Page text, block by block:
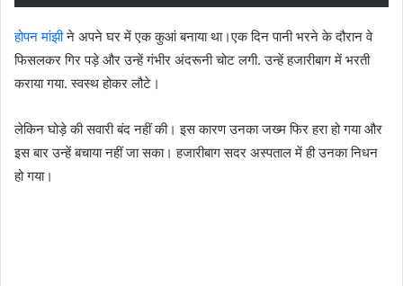
होपन मांझीने अपने घर में एक कुआं बनाया था।एक दिन पानी भरने के दौरान वे
फिसलकर गिर पड़े और उन्हें गंभीर अंदरूनी चोट लगी. उन्हें हजारीबाग में भरती
कराया गया. स्वस्थ होकर लौटे।
लेकिन घोड़े की सवारी बंद नहीं की। इस कारण उनका जख्म फिर हरा हो गया और
इस बार उन्हें बचाया नहीं जा सका। हजारीबाग सदर अस्पताल में ही उनका निधन
हो गया।